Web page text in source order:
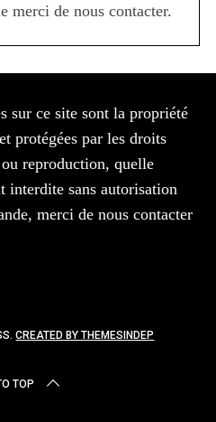
merci de nous contacter.
sur ce site sont la propriété
protégées par les droits
reproduction, quelle
interdite sans autorisation
merci de nous contacter
CREATED BY THEMESINDEP
TOP